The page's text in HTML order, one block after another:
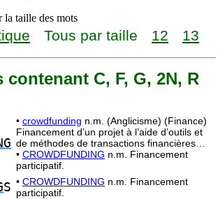
la taille des mots
Tous par taille 12 13
contenant C, F, G, 2N, R
• crowdfunding n.m. (Anglicisme) (Finance)
Financement d’un projet à l’aide d’outils et
de méthodes de transactions financières…
• CROWDFUNDING n.m. Financement
participatif.
S • CROWDFUNDING n.m. Financement
participatif.